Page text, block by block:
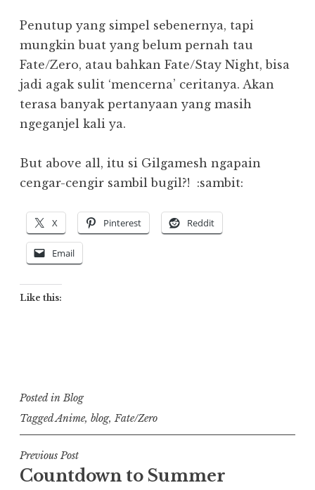
Penutup yang simpel sebenernya, tapi
mungkin buat yang belum pernah tau
Fate/Zero, atau bahkan Fate/Stay Night, bisa
jadi agak sulit ‘mencerna’ ceritanya. Akan
terasa banyak pertanyaan yang masih
ngeganjel kali ya.
But above all, itu si Gilgamesh ngapain
cengar-cengir sambil bugil?! :sambit:
X Pinterest Reddit
Email
Like this:
Posted inBlog
TaggedAnime, blog, Fate/Zero
Post
navigation
Previous Post
Countdown to Summer